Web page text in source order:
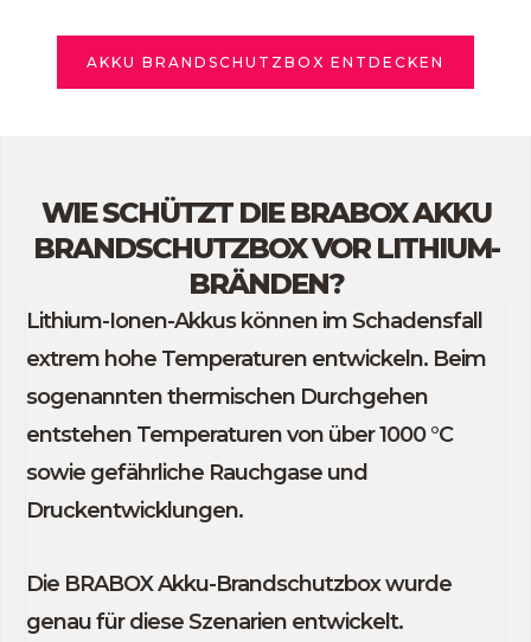
AKKU BRANDSCHUTZBOX ENTDECKEN
WIE SCHÜTZT DIE BRABOX AKKU
BRANDSCHUTZBOX VOR LITHIUM-
BRÄNDEN?
Lithium-Ionen-Akkus können im Schadensfall
extrem hohe Temperaturen entwickeln. Beim
sogenannten thermischen Durchgehen
entstehen Temperaturen von über 1000 °C
sowie gefährliche Rauchgase und
Druckentwicklungen.
Die BRABOX Akku-Brandschutzbox wurde
genau für diese Szenarien entwickelt.